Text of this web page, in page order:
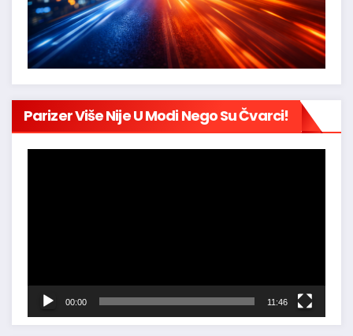
Parizer Više Nije U Modi Nego Su Čvarci!
00:00 11:46